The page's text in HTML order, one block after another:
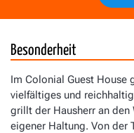
Besonderheit
Im Colonial Guest House
vielfältiges und
grillt der Hausherr an den
eigener Haltung. Von der